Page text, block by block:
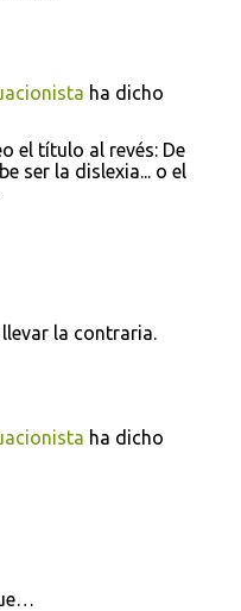
ha dicho
el título al revés: De
ser la dislexia... o el
la contraria.
ha dicho